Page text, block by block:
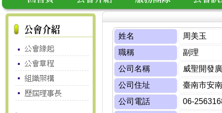
空白回首頁 公會介紹 服務團隊 公會訊息
姓名
周美玉
職稱
副理
公司名稱
威聖開發
公司住址
臺南市安
公司電話
06-